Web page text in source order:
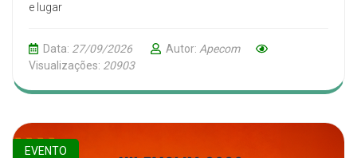
e lugar
Data: 27/09/2026 Autor: Apecom
Visualizações: 20903
EVENTO